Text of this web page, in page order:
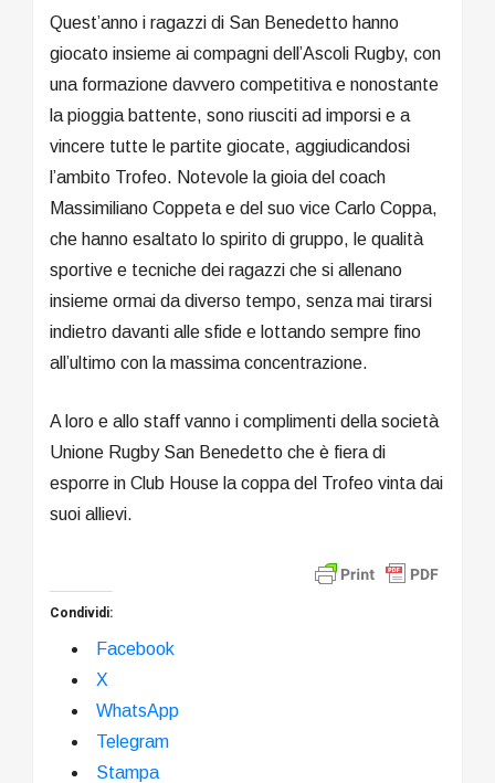
Quest’anno i ragazzi di San Benedetto hanno
giocato insieme ai compagni dell’Ascoli Rugby, con
una formazione davvero competitiva e nonostante
la pioggia battente, sono riusciti ad imporsi e a
vincere tutte le partite giocate, aggiudicandosi
l’ambito Trofeo. Notevole la gioia del coach
Massimiliano Coppeta e del suo vice Carlo Coppa,
che hanno esaltato lo spirito di gruppo, le qualità
sportive e tecniche dei ragazzi che si allenano
insieme ormai da diverso tempo, senza mai tirarsi
indietro davanti alle sfide e lottando sempre fino
all’ultimo con la massima concentrazione.
A loro e allo staff vanno i complimenti della società
Unione Rugby San Benedetto che è fiera di
esporre in Club House la coppa del Trofeo vinta dai
suoi allievi.
Condividi:
Facebook
X
WhatsApp
Telegram
Stampa